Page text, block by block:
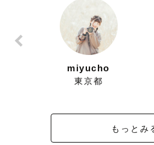
miyucho
東京都
もっとみ